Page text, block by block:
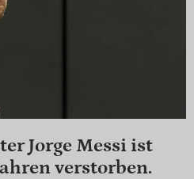
Jorge Messi ist
verstorben.